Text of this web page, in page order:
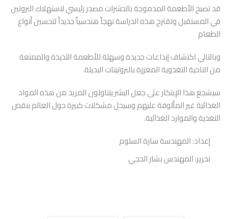
قد تصبح الأطعمة المدموجة بالحشرات مصدر رئيسي لاستهلاك البروتين
في المستقبل وتقترح هذه الدراسة نهجاً هندسياً جديداً لتحسين أنواع
الطعام
وبالتالي اكتشاف إبداعات جديدة وسهلة للأطعمة اللذيذة والممتعة
من الناحية التغذوية المعززة بالبروتينات البديلة.
سيشجع هذا الإبتكار على جعل البشر يتناولون المزيد من هذه المواد
الغذائية غير المألوفة عليهم وسيحل مشكلات كبيرة حول العالم بنقص
التغذية والموارد الغذائية.
إعداد: المهندسة سارة السلوم
تحرير: المهندس بشار الحجي